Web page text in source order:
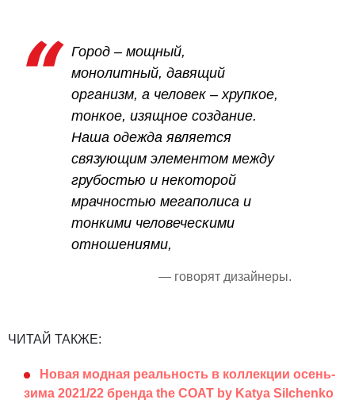
Город – мощный,
монолитный, давящий
организм, а человек – хрупкое,
тонкое, изящное создание.
Наша одежда является
связующим элементом между
грубостью и некоторой
мрачностью мегаполиса и
тонкими человеческими
отношениями,
— говорят дизайнеры.
ЧИТАЙ ТАКЖЕ:
Новая модная реальность в коллекции осень-
зима 2021/22 бренда the COAT by Katya Silchenko